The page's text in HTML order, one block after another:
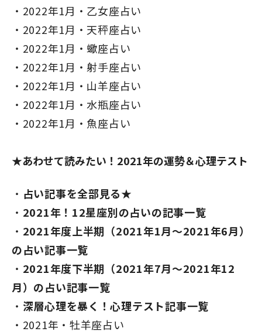
2022年1月・乙女座占い
2022年1月・天秤座占い
2022年1月・蠍座占い
2022年1月・射手座占い
2022年1月・山羊座占い
2022年1月・水瓶座占い
2022年1月・魚座占い
★あわせて読みたい！2021年の運勢＆心理テスト
占い記事を全部見る★
2021年！12星座別の占いの記事一覧
2021年度上半期（2021年1月～2021年6月）
の占い記事一覧
2021年度下半期（2021年7月～2021年12
月）の占い記事一覧
深層心理を暴く！心理テスト記事一覧
2021年・牡羊座占い